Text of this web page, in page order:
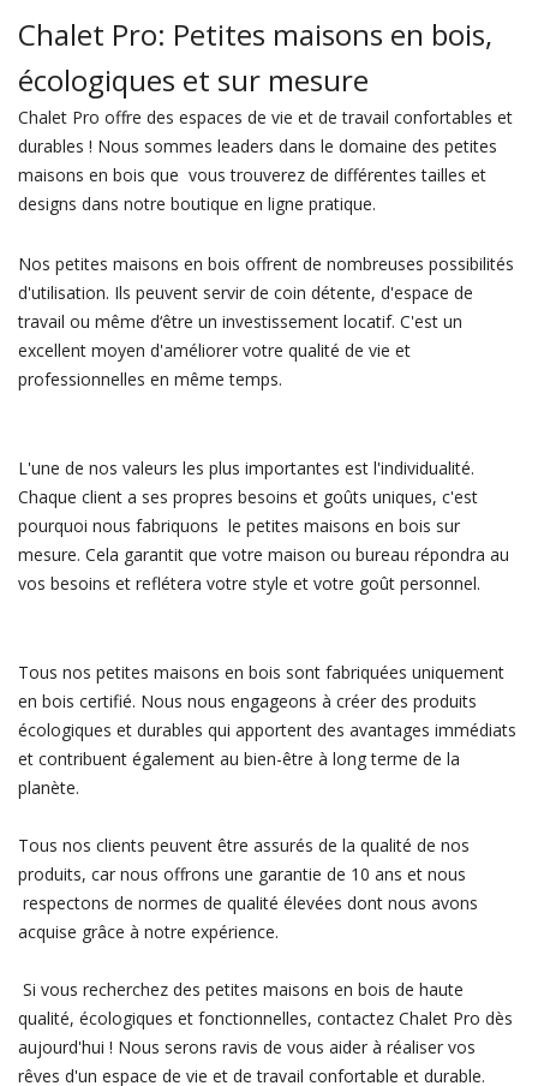
Chalet Pro: Petites maisons en bois,
écologiques et sur mesure
Chalet Pro offre des espaces de vie et de travail confortables et
durables ! Nous sommes leaders dans le domaine des petites
maisons en bois que vous trouverez de différentes tailles et
designs dans notre boutique en ligne pratique.
Nos petites maisons en bois offrent de nombreuses possibilités
d'utilisation. Ils peuvent servir de coin détente, d'espace de
travail ou même d‘être un investissement locatif. C'est un
excellent moyen d'améliorer votre qualité de vie et
professionnelles en même temps.
L'une de nos valeurs les plus importantes est l'individualité.
Chaque client a ses propres besoins et goûts uniques, c'est
pourquoi nous fabriquons le petites maisons en bois sur
mesure. Cela garantit que votre maison ou bureau répondra au
vos besoins et reflétera votre style et votre goût personnel.
Tous nos petites maisons en bois sont fabriquées uniquement
en bois certifié. Nous nous engageons à créer des produits
écologiques et durables qui apportent des avantages immédiats
et contribuent également au bien-être à long terme de la
planète.
Tous nos clients peuvent être assurés de la qualité de nos
produits, car nous offrons une garantie de 10 ans et nous
respectons de normes de qualité élevées dont nous avons
acquise grâce à notre expérience.
Si vous recherchez des petites maisons en bois de haute
qualité, écologiques et fonctionnelles, contactez Chalet Pro dès
aujourd'hui ! Nous serons ravis de vous aider à réaliser vos
rêves d'un espace de vie et de travail confortable et durable.